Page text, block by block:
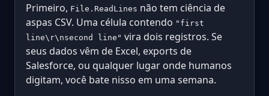
Primeiro, File.ReadLines não tem ciência de
aspas CSV. Uma célula contendo "first
line\r\nsecond line" vira dois registros. Se
seus dados vêm de Excel, exports de
Salesforce, ou qualquer lugar onde humanos
digitam, você bate nisso em uma semana.